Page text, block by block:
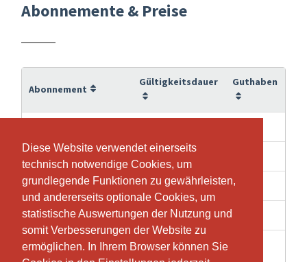
Diese Website verwendet einerseits
technisch notwendige Cookies, um
grundlegende Funktionen zu gewährleisten,
und andererseits optionale Cookies, um
statistische Auswertungen der Nutzung und
somit Verbesserungen der Website zu
ermöglichen. In Ihrem Browser können Sie
Diese Website verwendet einerseits
technisch notwendige Cookies, um
grundlegende Funktionen zu gewährleisten,
und andererseits optionale Cookies, um
statistische Auswertungen der Nutzung und
somit Verbesserungen der Website zu
ermöglichen. In Ihrem Browser können Sie
Abonnemente & Preise
Abonnement
Gültigkeitsdauer Guthaben
24 Wochen
30er Abonnement 25 Wochen 30
EINZELEINTRITT 1 Tage
JAHRESABONNEMENT
365 Tage